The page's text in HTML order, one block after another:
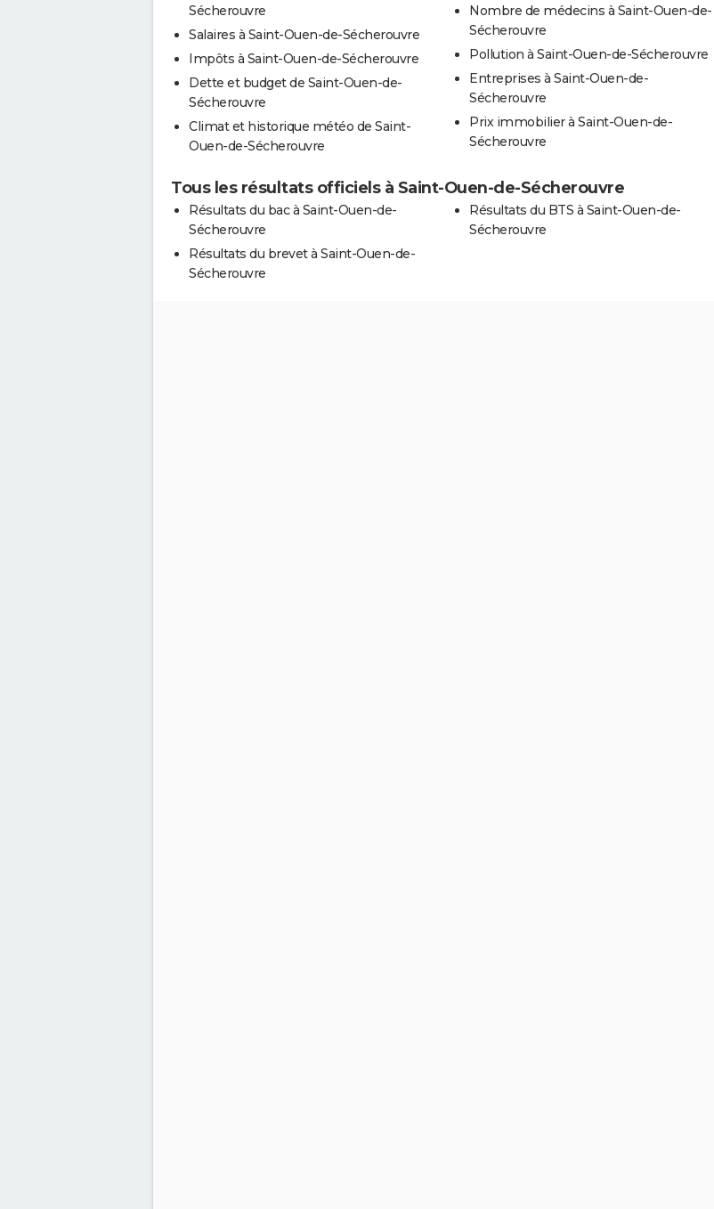
Sécherouvre
Salaires à Saint-Ouen-de-Sécherouvre
Impôts à Saint-Ouen-de-Sécherouvre
Dette et budget de Saint-Ouen-de-
Sécherouvre
Climat et historique météo de Saint-
Ouen-de-Sécherouvre
Nombre de médecins à Saint-Ouen-de-
Sécherouvre
Pollution à Saint-Ouen-de-Sécherouvre
Entreprises à Saint-Ouen-de-
Sécherouvre
Prix immobilier à Saint-Ouen-de-
Sécherouvre
Tous les résultats officiels à Saint-Ouen-de-Sécherouvre
Résultats du bac à Saint-Ouen-de-
Sécherouvre
Résultats du brevet à Saint-Ouen-de-
Sécherouvre
Résultats du BTS à Saint-Ouen-de-
Sécherouvre